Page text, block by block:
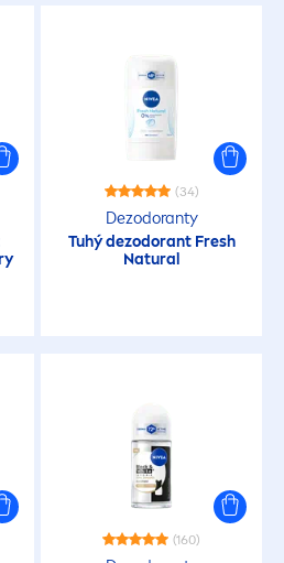
(34)
Dezodoranty
Tuhý dezodorant Fresh
Natural
(160)